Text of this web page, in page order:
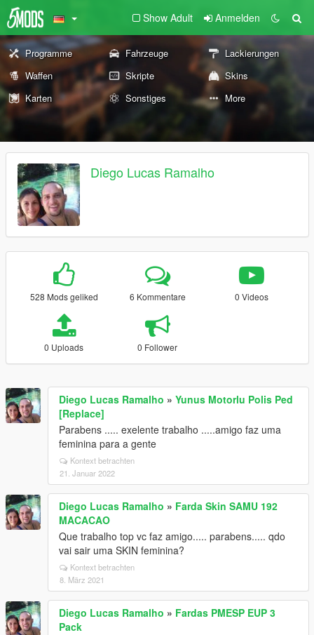
Show Adult Anmelden
Programme Fahrzeuge
Lackierungen
Waffen
Skripte
Skins
Karten
Sonstiges More
Diego Lucas Ramalho
528 Mods geliked 6 Kommentare 0 Videos
0 Uploads 0 Follower
Diego Lucas Ramalho » Yunus Motorlu Polis Ped
[Replace]
Parabens ..... exelente trabalho .....amigo faz uma
feminina para a gente
Kontext betrachten
21. Januar 2022
Diego Lucas Ramalho » Farda Skin SAMU 192
MACACAO
Que trabalho top vc faz amigo..... parabens..... qdo
vai sair uma SKIN feminina?
Kontext betrachten
8. März 2021
Diego Lucas Ramalho » Fardas PMESP EUP 3
Pack